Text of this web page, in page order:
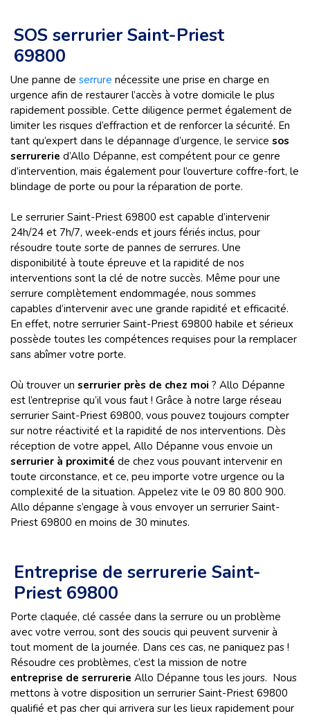
SOS serrurier Saint-Priest
69800
Une panne de serrure nécessite une prise en charge en
urgence afin de restaurer l’accès à votre domicile le plus
rapidement possible. Cette diligence permet également de
limiter les risques d’effraction et de renforcer la sécurité. En
tant qu’expert dans le dépannage d’urgence, le service sos
serrurerie d’Allo Dépanne, est compétent pour ce genre
d’intervention, mais également pour l’ouverture coffre-fort, le
blindage de porte ou pour la réparation de porte.
Le serrurier Saint-Priest 69800 est capable d’intervenir
24h/24 et 7h/7, week-ends et jours fériés inclus, pour
résoudre toute sorte de pannes de serrures. Une
disponibilité à toute épreuve et la rapidité de nos
interventions sont la clé de notre succès. Même pour une
serrure complètement endommagée, nous sommes
capables d’intervenir avec une grande rapidité et efficacité.
En effet, notre serrurier Saint-Priest 69800 habile et sérieux
possède toutes les compétences requises pour la remplacer
sans abîmer votre porte.
Où trouver un serrurier près de chez moi ? Allo Dépanne
est l’entreprise qu’il vous faut ! Grâce à notre large réseau
serrurier Saint-Priest 69800, vous pouvez toujours compter
sur notre réactivité et la rapidité de nos interventions. Dès
réception de votre appel, Allo Dépanne vous envoie un
serrurier à proximité de chez vous pouvant intervenir en
toute circonstance, et ce, peu importe votre urgence ou la
complexité de la situation. Appelez vite le 09 80 800 900.
Allo dépanne s’engage à vous envoyer un serrurier Saint-
Priest 69800 en moins de 30 minutes.
Entreprise de serrurerie Saint-
Priest 69800
Porte claquée, clé cassée dans la serrure ou un problème
avec votre verrou, sont des soucis qui peuvent survenir à
tout moment de la journée. Dans ces cas, ne paniquez pas !
Résoudre ces problèmes, c’est la mission de notre
entreprise de serrurerie Allo Dépanne tous les jours. Nous
mettons à votre disposition un serrurier Saint-Priest 69800
qualifié et pas cher qui arrivera sur les lieux rapidement pour